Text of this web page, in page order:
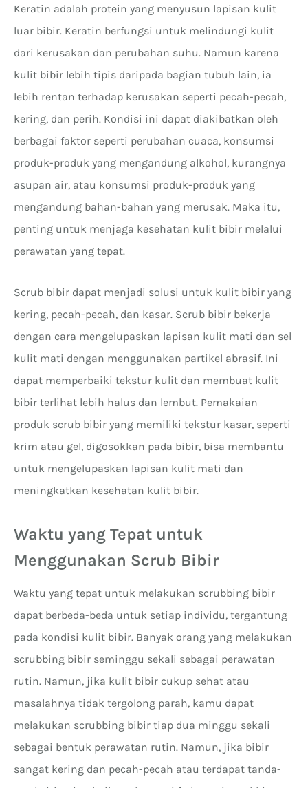
Keratin adalah protein yang menyusun lapisan kulit
luar bibir. Keratin berfungsi untuk melindungi kulit
dari kerusakan dan perubahan suhu. Namun karena
kulit bibir lebih tipis daripada bagian tubuh lain, ia
lebih rentan terhadap kerusakan seperti pecah-pecah,
kering, dan perih. Kondisi ini dapat diakibatkan oleh
berbagai faktor seperti perubahan cuaca, konsumsi
produk-produk yang mengandung alkohol, kurangnya
asupan air, atau konsumsi produk-produk yang
mengandung bahan-bahan yang merusak. Maka itu,
penting untuk menjaga kesehatan kulit bibir melalui
perawatan yang tepat.
Scrub bibir dapat menjadi solusi untuk kulit bibir yang
kering, pecah-pecah, dan kasar. Scrub bibir bekerja
dengan cara mengelupaskan lapisan kulit mati dan sel
kulit mati dengan menggunakan partikel abrasif. Ini
dapat memperbaiki tekstur kulit dan membuat kulit
bibir terlihat lebih halus dan lembut. Pemakaian
produk scrub bibir yang memiliki tekstur kasar, seperti
krim atau gel, digosokkan pada bibir, bisa membantu
untuk mengelupaskan lapisan kulit mati dan
meningkatkan kesehatan kulit bibir.
Waktu yang Tepat untuk
Menggunakan Scrub Bibir
Waktu yang tepat untuk melakukan scrubbing bibir
dapat berbeda-beda untuk setiap individu, tergantung
pada kondisi kulit bibir. Banyak orang yang melakukan
scrubbing bibir seminggu sekali sebagai perawatan
rutin. Namun, jika kulit bibir cukup sehat atau
masalahnya tidak tergolong parah, kamu dapat
melakukan scrubbing bibir tiap dua minggu sekali
sebagai bentuk perawatan rutin. Namun, jika bibir
sangat kering dan pecah-pecah atau terdapat tanda-